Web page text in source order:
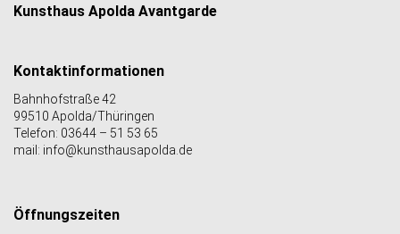
Kunsthaus Apolda Avantgarde
Kontaktinformationen
Bahnhofstraße 42
99510 Apolda/Thüringen
Telefon: 03644 – 51 53 65
mail: info@kunsthausapolda.de
Öffnungszeiten